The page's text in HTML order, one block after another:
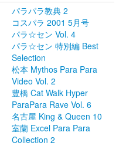
パラパラ教典 2
コスパラ 2001 5月号
パラ☆セン Vol. 4
パラ☆セン 特別編 Best
Selection
松本 Mythos Para Para
Video Vol. 2
豊橋 Cat Walk Hyper
ParaPara Rave Vol. 6
名古屋 King & Queen 10
室蘭 Excel Para Para
Collection 2